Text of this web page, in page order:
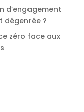
d’engagement
dégenrée ?
zéro face aux